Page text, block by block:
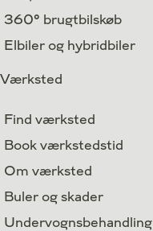
360° brugtbilskøb
Elbiler og hybridbiler
Værksted
Find værksted
Book værkstedstid
Om værksted
Buler og skader
Undervognsbehandling